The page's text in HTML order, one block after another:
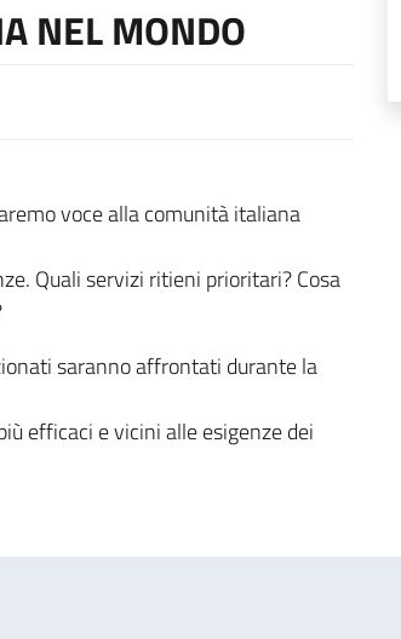
NEL MONDO
voce alla comunità italiana
Quali servizi ritieni prioritari? Cosa
saranno affrontati durante la
efficaci e vicini alle esigenze dei